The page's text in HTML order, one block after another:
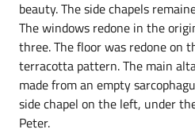
beauty. The side chapels
The windows redone in the
three. The floor was redone on
terracotta pattern. The main
made from an empty
side chapel on the left, under
Peter.